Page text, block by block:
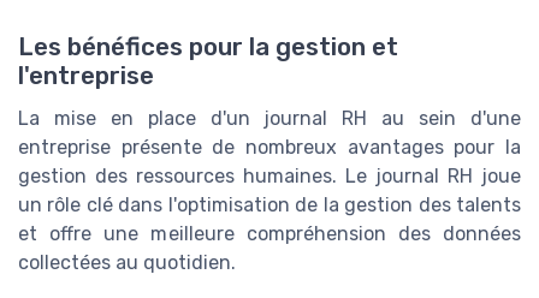
Les bénéfices pour la gestion et
l'entreprise
La mise en place d'un journal RH au sein d'une
entreprise présente de nombreux avantages pour la
gestion des ressources humaines. Le journal RH joue
un rôle clé dans l'optimisation de la gestion des talents
et offre une meilleure compréhension des données
collectées au quotidien.